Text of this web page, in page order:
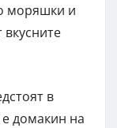
моряшки и
в
домакин на